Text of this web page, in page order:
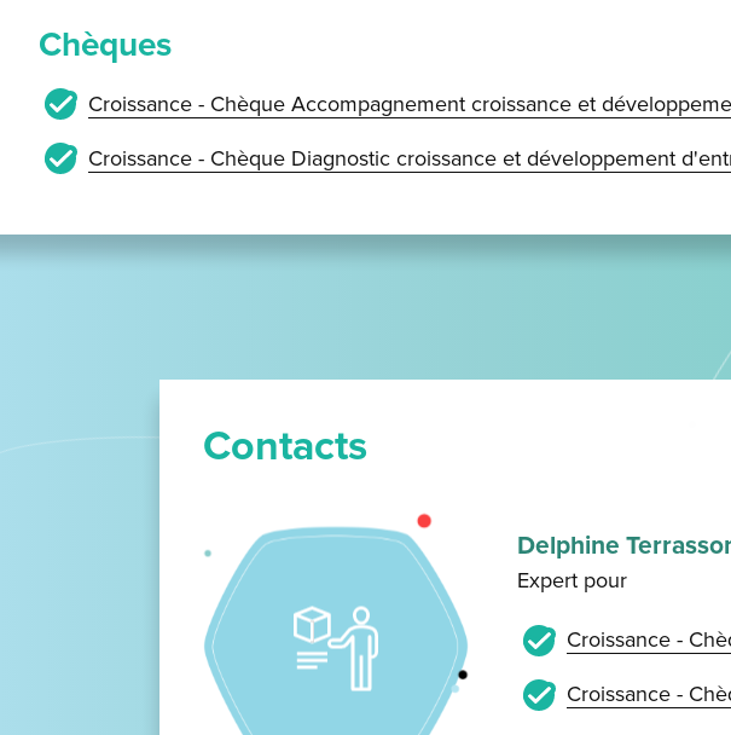
Chèques
Croissance - Chèque Accompagnement croissance et
Croissance - Chèque Diagnostic croissance et développement
Contacts
Delphine
Expert pour
Croissance -
Croissance -